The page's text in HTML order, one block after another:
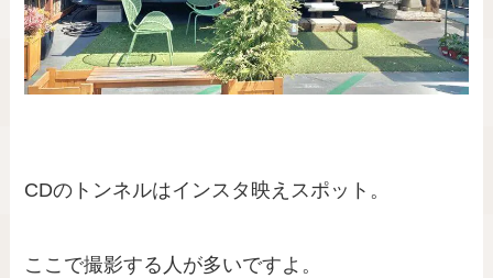
CDのトンネルはインスタ映えスポット。
ここで撮影する人が多いですよ。